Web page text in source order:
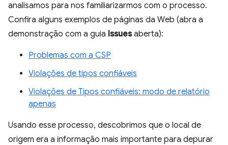
analisamos para nos familiarizarmos com o processo.
Confira alguns exemplos de páginas da Web (abra a
demonstração com a guia Issuesaberta):
Problemas com a CSP
Violações de tipos confiáveis
Violações de Tipos confiáveis: modo de relatório
apenas
Usando esse processo, descobrimos que o local de
origem era a informação mais importante para depurar